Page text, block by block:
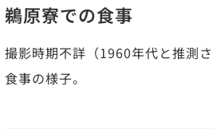
鵜原寮での食事
撮影時期不詳（1960年代と推測
食事の様子。